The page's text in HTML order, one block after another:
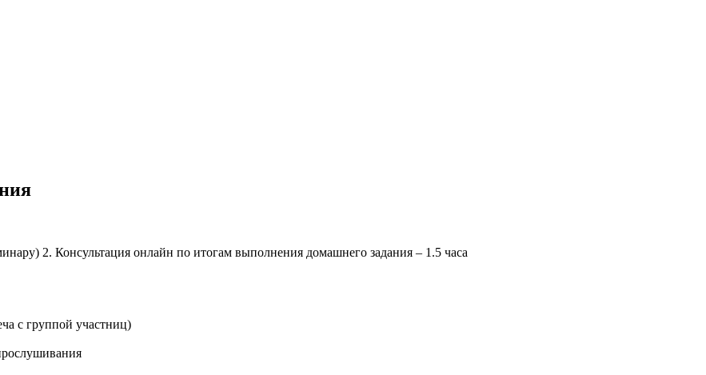
2. Консультация онлайн по итогам выполнения домашнего задания – 1.5 часа
с группой участниц)